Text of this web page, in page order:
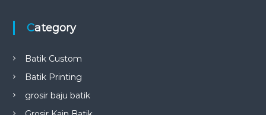
Category
Batik Custom
Batik Printing
grosir baju batik